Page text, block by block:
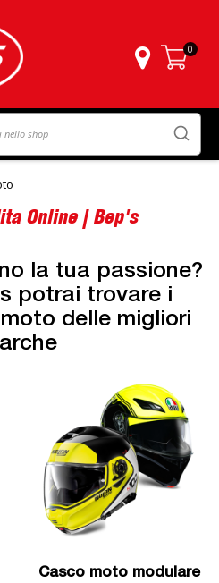
Carrello
0
Online | Bep's
la tua passione?
potrai trovare i
delle migliori
Casco moto modulare